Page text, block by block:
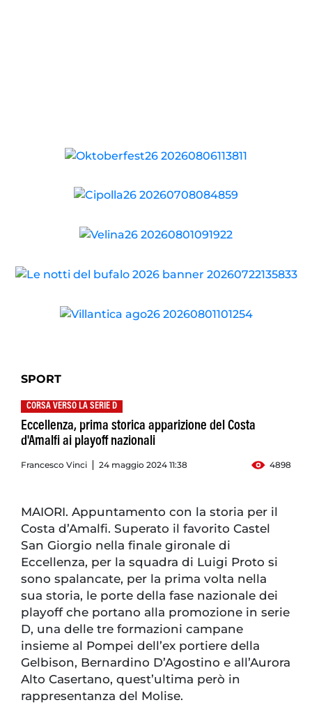
SPORT
CORSA VERSO LA SERIE D
Eccellenza, prima storica apparizione del Costa
d'Amalfi ai playoff nazionali
Francesco Vinci 24 maggio 2024 11:38 4898
MAIORI. Appuntamento con la storia per il
Costa d’Amalfi. Superato il favorito Castel
San Giorgio nella finale gironale di
Eccellenza, per la squadra di Luigi Proto si
sono spalancate, per la prima volta nella
sua storia, le porte della fase nazionale dei
playoff che portano alla promozione in serie
D, una delle tre formazioni campane
insieme al Pompei dell’ex portiere della
Gelbison, Bernardino D’Agostino e all’Aurora
Alto Casertano, quest’ultima però in
rappresentanza del Molise.